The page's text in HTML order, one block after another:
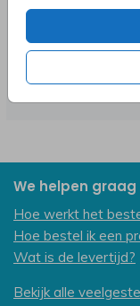
We helpen graag
Hoe werkt het
Hoe bestel ik een
Wat is de levertijd?
Bekijk alle